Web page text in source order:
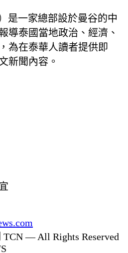
是一家總部設於曼谷的中
導泰國當地政治、經濟、
為在泰華人讀者提供即
新聞內容。
— All Rights Reserved